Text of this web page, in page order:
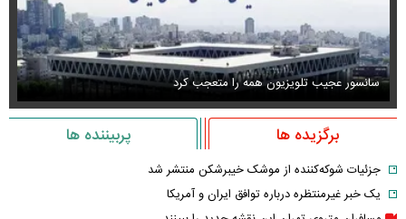
استایل جدید صابر ابر در فضای مجازی پربازدید شد
برگزیده ها پربیننده ها
جزئیات شوکه‌کننده از موشک خیبرشکن منتشر شد
یک خبر غیرمنتظره درباره توافق ایران و آمریکا